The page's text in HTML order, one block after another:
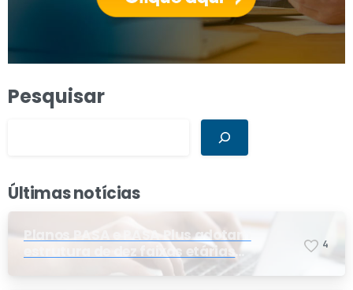
Pesquisar
Últimas notícias
Planos PASA e PASA Plus adotam
estrutura de dez faixas etárias
conforme exigência da ANS e do STF
4